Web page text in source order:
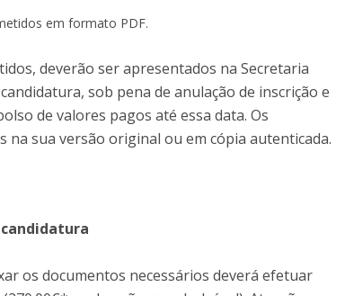
em formato PDF.
deverão ser apresentados na Secretaria
sob pena de anulação de inscrição e
de valores pagos até essa data. Os
na sua versão original ou em cópia autenticada.
candidatura
os documentos necessários deverá efetuar